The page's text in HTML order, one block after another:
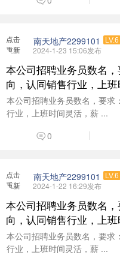
点击
重新
南天地产2299101 LV.6
2024-1-23 15:06发布
本公司招聘业务员数名
向，认同销售行业，上
电咨询了解：
本公司招聘业务员数名，要求
行业，上班时间灵活，薪 ...
0
点击
重新
南天地产2299101 LV.6
2024-1-22 16:29发布
本公司招聘业务员数名
向，认同销售行业，上
电咨询了解：
本公司招聘业务员数名，要求
行业，上班时间灵活，薪 ...